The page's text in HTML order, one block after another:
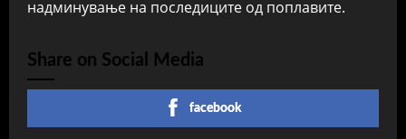
надминување на последиците од поплавите.
Share on Social Media
facebook